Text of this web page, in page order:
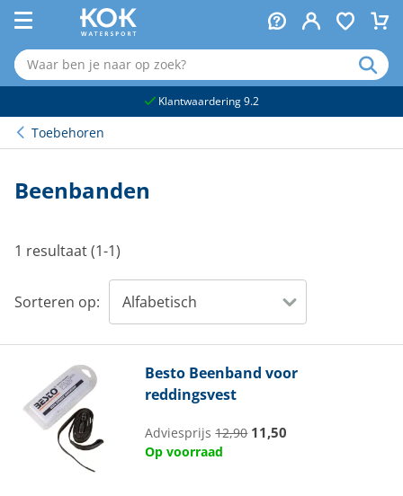
Klantwaardering 9.2
Toebehoren
Beenbanden
1 resultaat (1-1)
Sorteren op:
Besto Beenband voor
reddingsvest
Adviesprijs12,90 11,50
Op voorraad